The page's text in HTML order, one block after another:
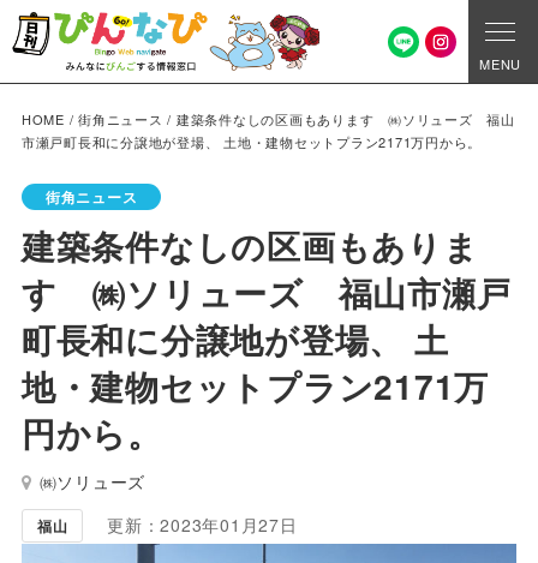
MENU
HOME /街角ニュース / 建築条件なしの区画もあります ㈱ソリューズ 福山
市瀬戸町長和に分譲地が登場、 土地・建物セットプラン2171万円から。
街角ニュース
建築条件なしの区画もありま
す ㈱ソリューズ 福山市瀬戸
町長和に分譲地が登場、 土
地・建物セットプラン2171万
円から。
㈱ソリューズ
福山 更新：2023年01月27日